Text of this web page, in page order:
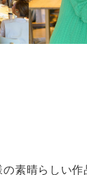
素晴らしい